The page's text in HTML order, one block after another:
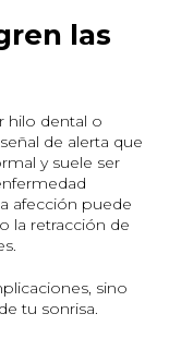
las
hilo dental o
de alerta que
y suele ser
afección puede
la retracción de
sino
tu sonrisa.